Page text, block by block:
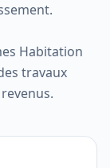
Habitation
travaux